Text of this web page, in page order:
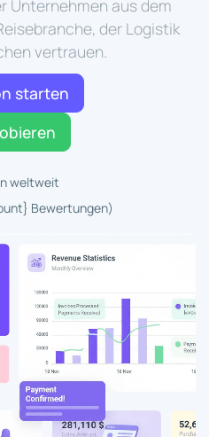
Unternehmen aus dem
der Logistik
vertrauen.
starten
weltweit
Bewertungen)